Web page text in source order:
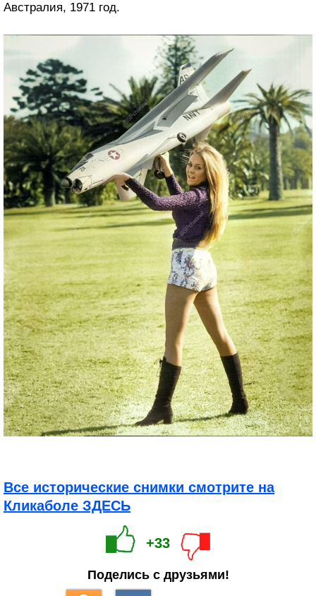
Австралия, 1971 год.
Все исторические снимки смотрите на
Кликаболе ЗДЕСЬ
+33
Поделись с друзьями!